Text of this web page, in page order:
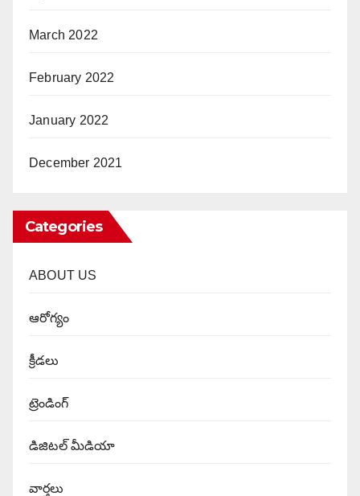
March 2022
February 2022
January 2022
December 2021
Categories
ABOUT US
ఆరోగ్యం
క్రీడలు
ట్రెండింగ్
డిజిటల్ మీడియా
వార్త‌లు